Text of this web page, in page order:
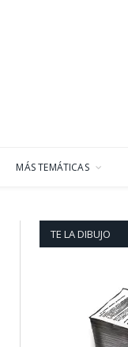
MÁS TEMÁTICAS
TE LA DIBUJO